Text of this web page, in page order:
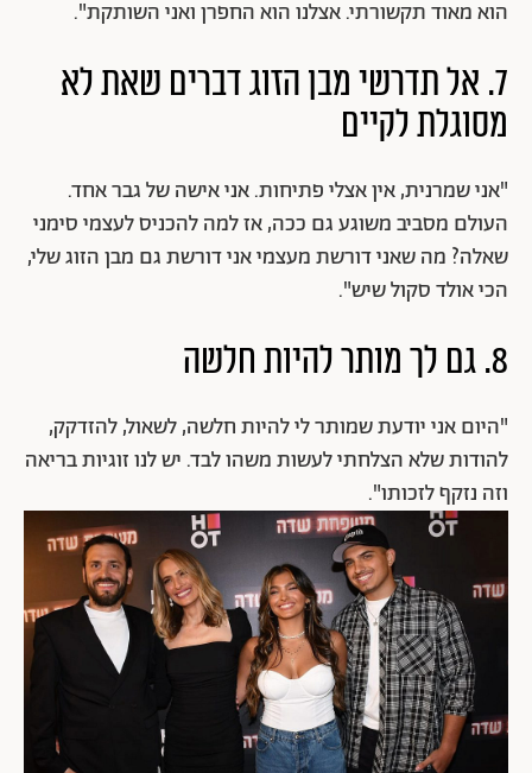
הוא מאוד תקשורתי. אצלנו הוא החפרן ואני השותקת".
7. אל תדרשי מבן הזוג דברים שאת לא
מסוגלת לקיים
"אני שמרנית, אין אצלי פתיחות. אני אישה של גבר אחד.
העולם מסביב משוגע גם ככה, אז למה להכניס לעצמי סימני
שאלה? מה שאני דורשת מעצמי אני דורשת גם מבן הזוג שלי,
הכי אולד סקול שיש".
8. גם לך מותר להיות חלשה
"היום אני יודעת שמותר לי להיות חלשה, לשאול, להזדקק,
להודות שלא הצלחתי לעשות משהו לבד. יש לנו זוגיות בריאה
וזה נזקף לזכותו".